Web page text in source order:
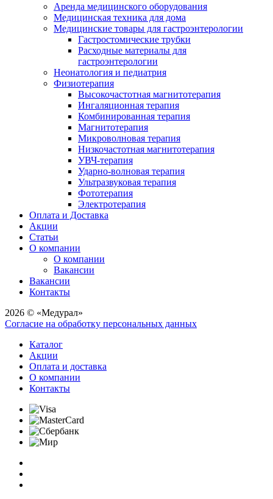
Аренда медицинского оборудования
Медицинская техника для дома
Медицинские товары для гастроэнтерологии
Гастростомические трубки
Расходные материалы для
гастроэнтерологии
Неонатология и педиатрия
Физиотерапия
Высокочастотная магнитотерапия
Ингаляционная терапия
Комбинированная терапия
Магнитотерапия
Микроволновая терапия
Низкочастотная магнитотерапия
УВЧ-терапия
Ударно-волновая терапия
Ультразвуковая терапия
Фототерапия
Электротерапия
Оплата и Доставка
Акции
Статьи
О компании
О компании
Вакансии
Вакансии
Контакты
2026 © «Медурал»
Согласие на обработку персональных данных
Каталог
Акции
Оплата и доставка
О компании
Контакты